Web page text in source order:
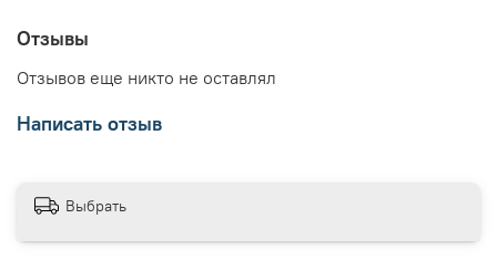
Отзывы
Отзывов еще никто не оставлял
Написать отзыв
Выбрать